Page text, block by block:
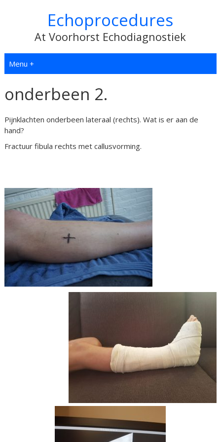
Echoprocedures
At Voorhorst Echodiagnostiek
Menu +
onderbeen 2.
Pijnklachten onderbeen lateraal (rechts). Wat is er aan de
hand?
Fractuur fibula rechts met callusvorming.